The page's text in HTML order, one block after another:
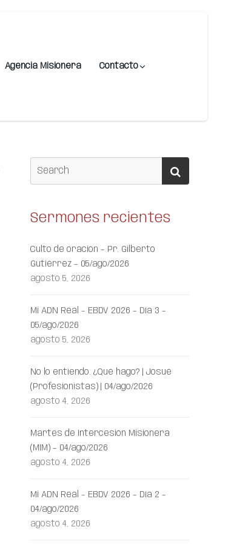
Agencia Misionera Contacto
Sermones recientes
Culto de oración – Pr. Gilberto
Gutiérrez – 05/ago/2026
agosto 5, 2026
Mi ADN Real – EBDV 2026 – Día 3 –
05/ago/2026
agosto 5, 2026
No lo entiendo. ¿Qué hago? | Josué
(Profesionistas) | 04/ago/2026
agosto 4, 2026
Martes de Intercesión Misionera
(MIM) – 04/ago/2026
agosto 4, 2026
Mi ADN Real – EBDV 2026 – Día 2 –
04/ago/2026
agosto 4, 2026